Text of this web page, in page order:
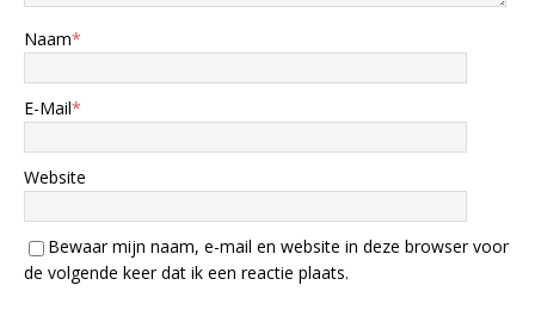
Naam*
E-Mail*
Website
Bewaar mijn naam, e-mail en website in deze browser voor
de volgende keer dat ik een reactie plaats.